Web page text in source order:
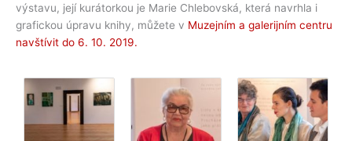
výstavu, její kurátorkou je Marie Chlebovská, která navrhla i
grafickou úpravu knihy, můžete v Muzejním a galerijním centru
navštívit do 6. 10. 2019.